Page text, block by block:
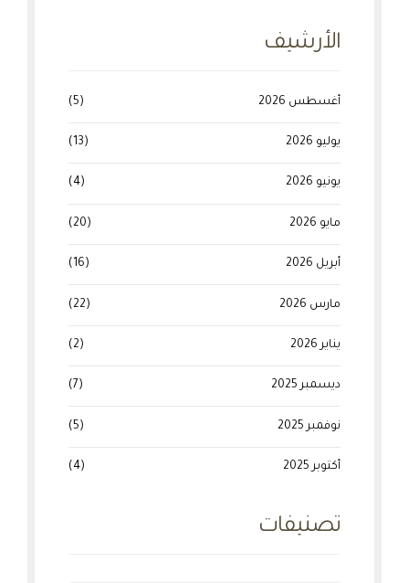
الأرشيف
أغسطس 2026 (5)
يوليو 2026 (13)
يونيو 2026 (4)
مايو 2026 (20)
أبريل 2026 (16)
مارس 2026 (22)
يناير 2026 (2)
ديسمبر 2025 (7)
نوفمبر 2025 (5)
أكتوبر 2025 (4)
تصنيفات